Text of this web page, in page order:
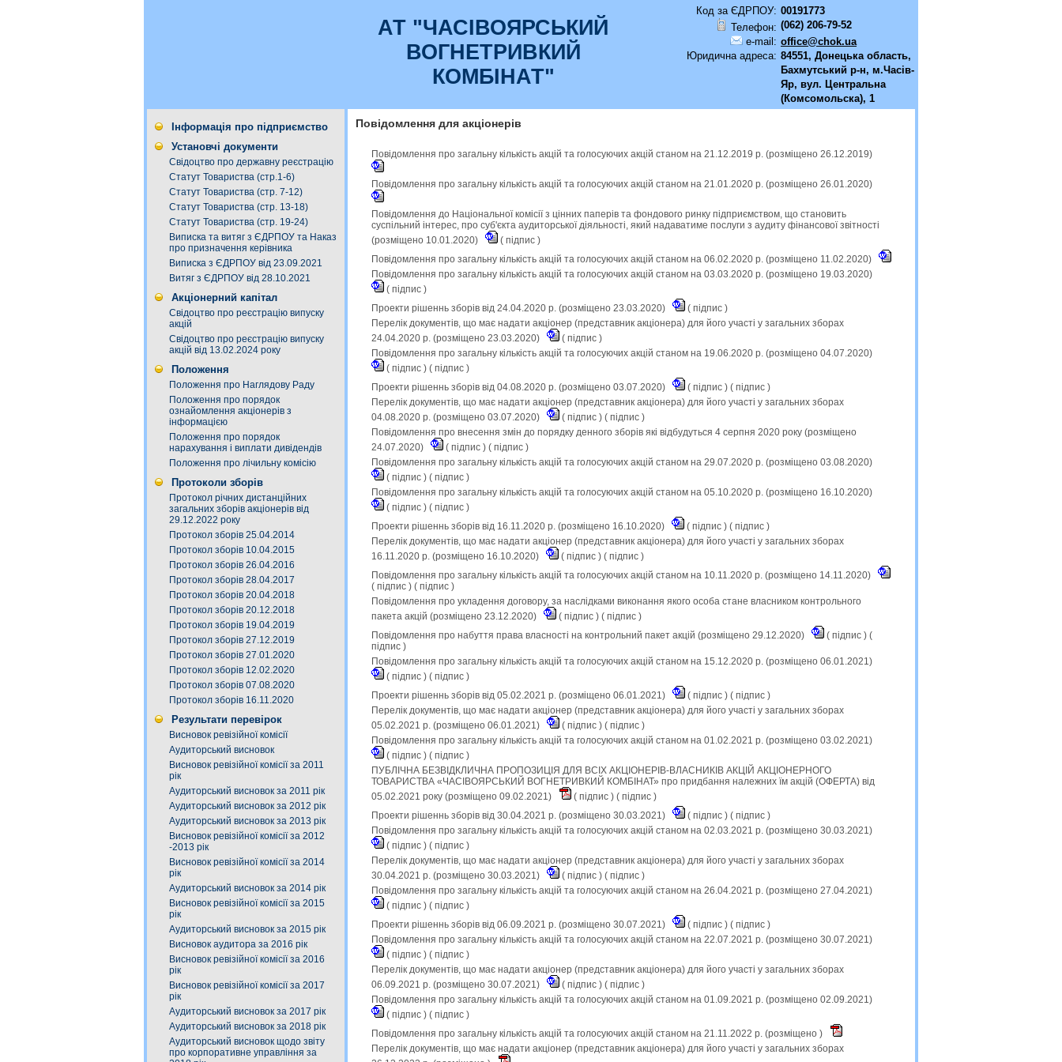
АТ "ЧАСIВОЯРСЬКИЙ
ВОГНЕТРИВКИЙ
КОМБIНАТ"
Код за ЄДРПОУ: 00191773
Телефон: (062) 206-79-52
e-mail: office@chok.ua
Юридична адреса: 84551, Донецька область,
Бахмутський р-н, м.Часiв-
Яр, вул. Центральна
(Комсомольска), 1
Інформація про підприємство
Установчі документи
Свідоцтво про державну реєстрацію
Статут Товариства (стр.1-6)
Статут Товариства (стр. 7-12)
Статут Товариства (стр. 13-18)
Статут Товариства (стр. 19-24)
Виписка та витяг з ЄДРПОУ та Наказ
про призначення керівника
Виписка з ЄДРПОУ від 23.09.2021
Витяг з ЄДРПОУ від 28.10.2021
Акціонерний капітал
Свідоцтво про реєстрацію випуску
акцій
Свідоцтво про реєстрацію випуску
акцій від 13.02.2024 року
Положення
Положення про Наглядову Раду
Положення про порядок
ознайомлення акціонерів з
інформацією
Положення про порядок
нарахування і виплати дивідендів
Положення про лічильну комісію
Протоколи зборів
Протокол річних дистанційних
загальних зборів акціонерів від
29.12.2022 року
Протокол зборів 25.04.2014
Протокол зборів 10.04.2015
Протокол зборів 26.04.2016
Протокол зборів 28.04.2017
Протокол зборів 20.04.2018
Протокол зборів 20.12.2018
Протокол зборів 19.04.2019
Протокол зборів 27.12.2019
Протокол зборів 27.01.2020
Протокол зборів 12.02.2020
Протокол зборів 07.08.2020
Протокол зборів 16.11.2020
Результати перевірок
Висновок ревізійної комісії
Аудиторський висновок
Висновок ревізійної комісії за 2011
рік
Аудиторський висновок за 2011 рік
Аудиторський висновок за 2012 рік
Аудиторський висновок за 2013 рік
Висновок ревізійної комісії за 2012
-2013 рік
Висновок ревізійної комісії за 2014
рік
Аудиторський висновок за 2014 рік
Висновок ревізійної комісії за 2015
рік
Аудиторський висновок за 2015 рік
Висновок аудитора за 2016 рік
Висновок ревізійної комісії за 2016
рік
Висновок ревізійної комісії за 2017
рік
Аудиторський висновок за 2017 рік
Аудиторський висновок за 2018 рік
Аудиторський висновок щодо звіту
про корпоративне управління за
Повідомлення для акціонерів
Повідомлення про загальну кількість акцій та голосуючих акцій станом на 21.12.2019 р. (розміщено 26.12.2019)
Повідомлення про загальну кількість акцій та голосуючих акцій станом на 21.01.2020 р. (розміщено 26.01.2020)
Повідомлення до Національної комісії з цінних паперів та фондового ринку підприємством, що становить
суспільний інтерес, про суб'єкта аудиторської діяльності, який надаватиме послуги з аудиту фінансової звітності
(розміщено 10.01.2020)
( підпис )
Повідомлення про загальну кількість акцій та голосуючих акцій станом на 06.02.2020 р. (розміщено 11.02.2020)
Повідомлення про загальну кількість акцій та голосуючих акцій станом на 03.03.2020 р. (розміщено 19.03.2020)
( підпис )
Проекти рішеннь зборів від 24.04.2020 р. (розміщено 23.03.2020)
( підпис )
Перелік документів, що має надати акціонер (представник акціонера) для його участі у загальних зборах
24.04.2020 р. (розміщено 23.03.2020)
( підпис )
Повідомлення про загальну кількість акцій та голосуючих акцій станом на 19.06.2020 р. (розміщено 04.07.2020)
( підпис ) ( підпис )
Проекти рішеннь зборів від 04.08.2020 р. (розміщено 03.07.2020)
( підпис ) ( підпис )
Перелік документів, що має надати акціонер (представник акціонера) для його участі у загальних зборах
04.08.2020 р. (розміщено 03.07.2020)
( підпис ) ( підпис )
Повідомлення про внесення змін до порядку денного зборів які відбудуться 4 серпня 2020 року (розміщено
24.07.2020)
( підпис ) ( підпис )
Повідомлення про загальну кількість акцій та голосуючих акцій станом на 29.07.2020 р. (розміщено 03.08.2020)
( підпис ) ( підпис )
Повідомлення про загальну кількість акцій та голосуючих акцій станом на 05.10.2020 р. (розміщено 16.10.2020)
( підпис ) ( підпис )
Проекти рішеннь зборів від 16.11.2020 р. (розміщено 16.10.2020)
( підпис ) ( підпис )
Перелік документів, що має надати акціонер (представник акціонера) для його участі у загальних зборах
16.11.2020 р. (розміщено 16.10.2020)
( підпис ) ( підпис )
Повідомлення про загальну кількість акцій та голосуючих акцій станом на 10.11.2020 р. (розміщено 14.11.2020)
( підпис ) ( підпис )
Повідомлення про укладення договору, за наслідками виконання якого особа стане власником контрольного
пакета акцій (розміщено 23.12.2020)
( підпис ) ( підпис )
Повідомлення про набуття права власності на контрольний пакет акцій (розміщено 29.12.2020)
( підпис ) (
підпис )
Повідомлення про загальну кількість акцій та голосуючих акцій станом на 15.12.2020 р. (розміщено 06.01.2021)
( підпис ) ( підпис )
Проекти рішеннь зборів від 05.02.2021 р. (розміщено 06.01.2021)
( підпис ) ( підпис )
Перелік документів, що має надати акціонер (представник акціонера) для його участі у загальних зборах
05.02.2021 р. (розміщено 06.01.2021)
( підпис ) ( підпис )
Повідомлення про загальну кількість акцій та голосуючих акцій станом на 01.02.2021 р. (розміщено 03.02.2021)
( підпис ) ( підпис )
ПУБЛІЧНА БЕЗВІДКЛИЧНА ПРОПОЗИЦІЯ ДЛЯ ВСІХ АКЦІОНЕРІВ-ВЛАСНИКІВ АКЦІЙ АКЦІОНЕРНОГО
ТОВАРИСТВА «ЧАСIВОЯРСЬКИЙ ВОГНЕТРИВКИЙ КОМБIНАТ» про придбання належних їм акцій (ОФЕРТА) від
05.02.2021 року (розміщено 09.02.2021)
( підпис ) ( підпис )
Проекти рішеннь зборів від 30.04.2021 р. (розміщено 30.03.2021)
( підпис ) ( підпис )
Повідомлення про загальну кількість акцій та голосуючих акцій станом на 02.03.2021 р. (розміщено 30.03.2021)
( підпис ) ( підпис )
Перелік документів, що має надати акціонер (представник акціонера) для його участі у загальних зборах
30.04.2021 р. (розміщено 30.03.2021)
( підпис ) ( підпис )
Повідомлення про загальну кількість акцій та голосуючих акцій станом на 26.04.2021 р. (розміщено 27.04.2021)
( підпис ) ( підпис )
Проекти рішеннь зборів від 06.09.2021 р. (розміщено 30.07.2021)
( підпис ) ( підпис )
Повідомлення про загальну кількість акцій та голосуючих акцій станом на 22.07.2021 р. (розміщено 30.07.2021)
( підпис ) ( підпис )
Перелік документів, що має надати акціонер (представник акціонера) для його участі у загальних зборах
06.09.2021 р. (розміщено 30.07.2021)
( підпис ) ( підпис )
Повідомлення про загальну кількість акцій та голосуючих акцій станом на 01.09.2021 р. (розміщено 02.09.2021)
( підпис ) ( підпис )
Повідомлення про загальну кількість акцій та голосуючих акцій станом на 21.11.2022 р. (розміщено )
Перелік документів, що має надати акціонер (представник акціонера) для його участі у загальних зборах